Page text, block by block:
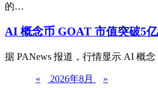
的…
AI 概念币 GOAT 市值突破5
据 PANews 报道，行情显示 AI 概
« 2026年8月 »